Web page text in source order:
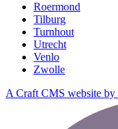
Roermond
Tilburg
Turnhout
Utrecht
Venlo
Zwolle
A Craft CMS website